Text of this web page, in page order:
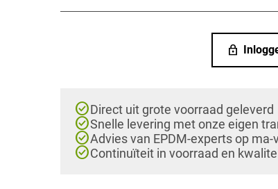
lock
check_circleDirect uit grote voorraad geleverd
check_circleSnelle levering met onze eigen
check_circleAdvies van EPDM-experts op ma-
check_circleContinuïteit in voorraad en